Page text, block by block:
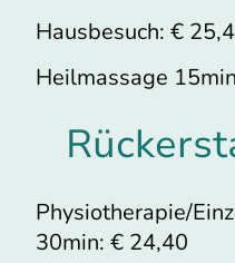
Hausbesuch: €
Heilmassage
Physiotherapie/
30min: € 24,40